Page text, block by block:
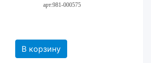
арт:981-000575
В корзину